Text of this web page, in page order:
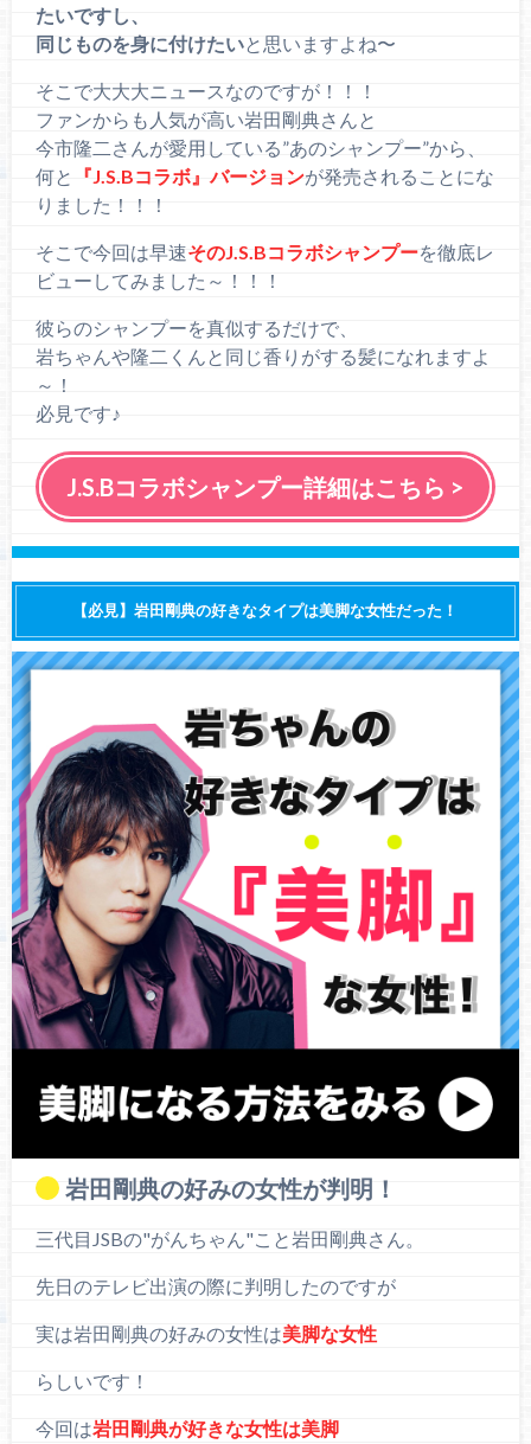
たいですし、
同じものを身に付けたいと思いますよね〜
そこで大大大ニュースなのですが！！！
ファンからも人気が高い岩田剛典さんと
今市隆二さんが愛用している”あのシャンプー”から、
何と
『J.S.Bコラボ』バージョンが発売されることにな
りました！！！
そこで今回は早速そのJ.S.Bコラボシャンプーを徹底レ
ビューしてみました～！！！
彼らのシャンプーを真似するだけで、
岩ちゃんや隆二くんと同じ香りがする髪になれますよ
～！
必見です♪
J.S.Bコラボシャンプー詳細はこちら >
【必見】岩田剛典の好きなタイプは美脚な女性だった！
岩田剛典の好みの女性が判明！
三代目JSBの"がんちゃん"こと岩田剛典さん。
先日のテレビ出演の際に判明したのですが
実は岩田剛典の好みの女性は美脚な女性
らしいです！
今回は岩田剛典が好きな女性は美脚